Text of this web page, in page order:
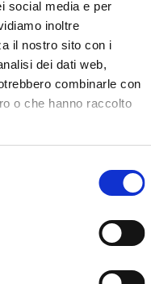
social media e per
inoltre
il nostro sito con i
dei dati web,
combinarle con
o che hanno raccolto